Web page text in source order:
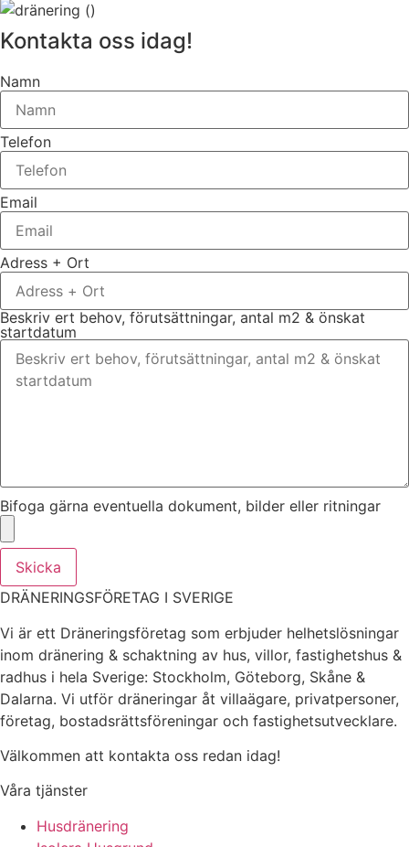
Kontakta oss idag!
Namn
Telefon
Email
Adress + Ort
Beskriv ert behov, förutsättningar, antal m2 & önskat
startdatum
Bifoga gärna eventuella dokument, bilder eller ritningar
Skicka
DRÄNERINGSFÖRETAG I SVERIGE
Vi är ett Dräneringsföretag som erbjuder helhetslösningar
inom dränering & schaktning av hus, villor, fastighetshus &
radhus i hela Sverige: Stockholm, Göteborg, Skåne &
Dalarna. Vi utför dräneringar åt villaägare, privatpersoner,
företag, bostadsrättsföreningar och fastighetsutvecklare.
Välkommen att kontakta oss redan idag!
Våra tjänster
Husdränering